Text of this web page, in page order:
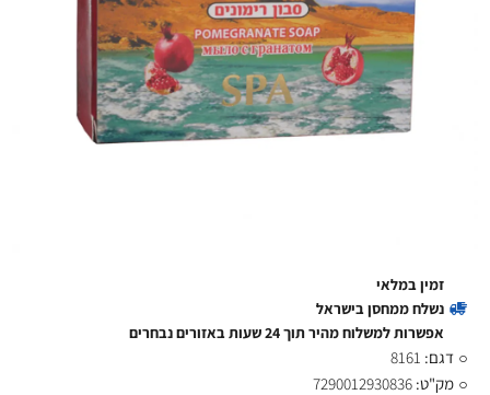
זמין במלאי
נשלח ממחסן בישראל
אפשרות למשלוח מהיר תוך 24 שעות באזורים נבחרים
דגם: 8161
מק"ט: 7290012930836